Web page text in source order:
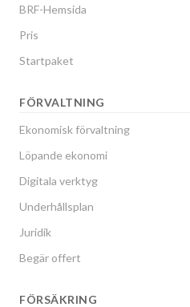
BRF-Hemsida
Pris
Startpaket
FÖRVALTNING
Ekonomisk förvaltning
Löpande ekonomi
Digitala verktyg
Underhållsplan
Juridik
Begär offert
FÖRSÄKRING